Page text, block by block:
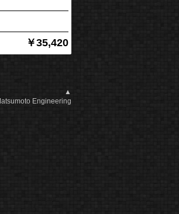
￥35,420
▲
Engineering